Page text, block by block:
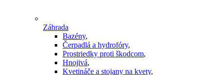
Záhrada
Bazény,
Čerpadlá a hydrofóry,
Prostriedky proti škodcom,
Hnojivá,
Kvetináče a stojany na kvety,